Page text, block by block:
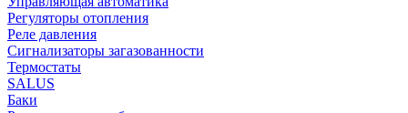
Регуляторы отопления
Реле давления
Сигнализаторы загазованности
Термостаты
SALUS
Баки